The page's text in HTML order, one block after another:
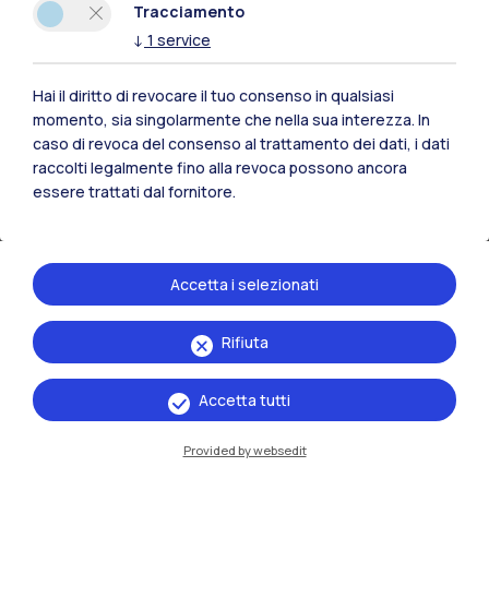
Education & Development
Sviluppo di competenze imprenditoriali e
trasversali, transfer know-how
business e definire strategie di crescita,
insieme acompetenze relazionali,
decisionali
guidare progetti innovative.
Si organizzano eventi di confronto,
networking e transfer know-how.
Tracciamento
↓ 1 service
Hai il diritto di revocare il tuo consenso in qualsiasi
momento, sia singolarmente che nella sua interezza. In
caso di revoca del consenso al trattamento dei dati, i dati
raccolti legalmente fino alla revoca possono ancora
essere trattati dal fornitore.
Rifiuta
Accetta i selezionati
Accetta tutti
Provided by websedit